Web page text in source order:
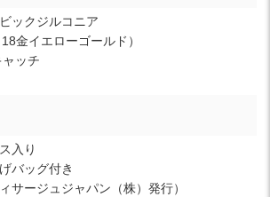
ックジルコニア
金イエローゴールド）
ャッチ
入り
バッグ付き
サージュジャパン（株）発行）